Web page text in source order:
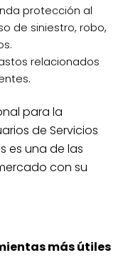
protección al
de siniestro, robo,
relacionados
para la
de Servicios
es una de las
con su
más útiles